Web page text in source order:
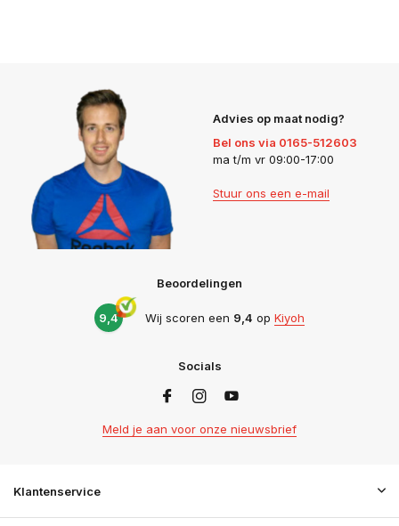
Advies op maat nodig?
Bel ons via 0165-512603
ma t/m vr 09:00-17:00
Stuur ons een e-mail
Beoordelingen
9,4 Wij scoren een 9,4 op Kiyoh
Socials
Meld je aan voor onze nieuwsbrief
Klantenservice